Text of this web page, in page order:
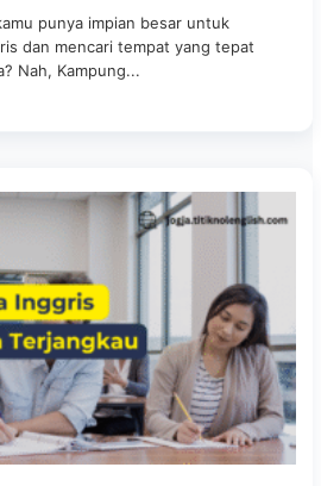
punya impian besar untuk
dan mencari tempat yang tepat
Nah, Kampung...